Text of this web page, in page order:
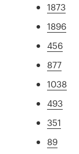
1873
1896
456
877
1038
493
351
89